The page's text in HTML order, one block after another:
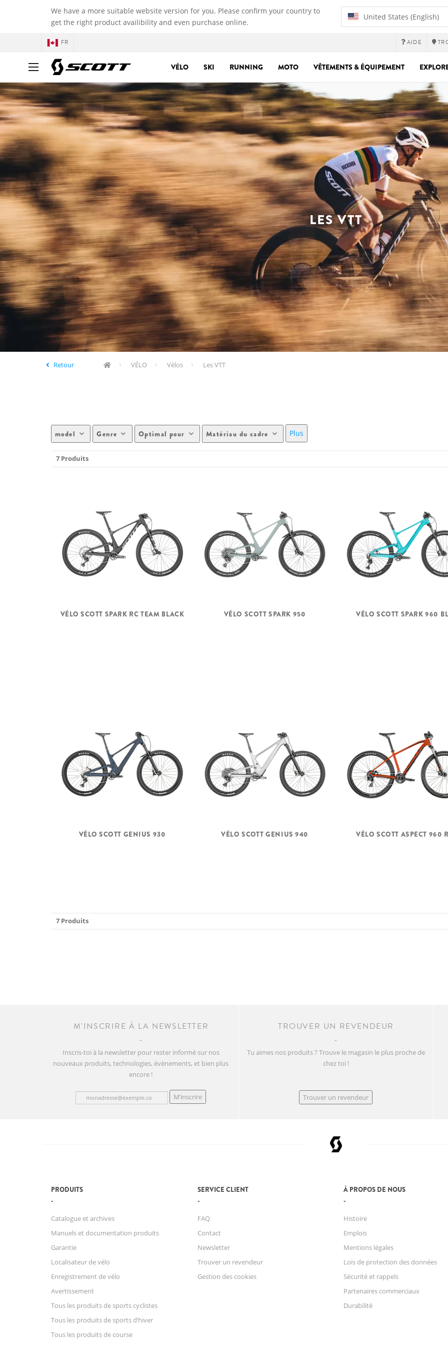
We have a more suitable website version for you. Please confirm your country to
get the right product availibility and even purchase online.
United States (English)
FR AIDE
VÉLO SKI RUNNING MOTO VÊTEMENTS & ÉQUIPEMENT
LES VTT
Retour VÉLO Vélos Les VTT
model Genre Optimal pour Matériau du cadre Plus
7 Produits
VÉLO SCOTT SPARK RC TEAM BLACK VÉLO SCOTT SPARK 950 VÉLO SCOTT SPARK 960
VÉLO SCOTT GENIUS 930 VÉLO SCOTT GENIUS 940 VÉLO SCOTT ASPECT 960
7 Produits
M'INSCRIRE À LA NEWSLETTER
Inscris-toi à la newsletter pour rester informé sur nos
nouveaux produits, technologies, évènements, et bien plus
encore !
M’inscrire
TROUVER UN REVENDEUR
Tu aimes nos produits ? Trouve le magasin le plus proche de
chez toi !
Trouver un revendeur
PRODUITS
Catalogue et archives
Manuels et documentation produits
Garantie
Localisateur de vélo
Enregistrement de vélo
Avertissement
Tous les produits de sports cyclistes
Tous les produits de sports d’hiver
Tous les produits de course
SERVICE CLIENT
FAQ
Contact
Newsletter
Trouver un revendeur
Gestion des cookies
À PROPOS DE NOUS
Histoire
Emplois
Mentions légales
Lois de protection des données
Sécurité et rappels
Partenaires commerciaux
Durabilité